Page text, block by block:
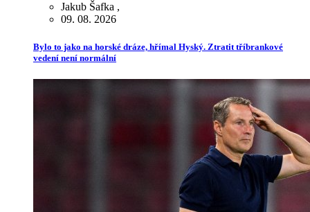
Jakub Šafka ,
09. 08. 2026
Bylo to jako na horské dráze, hřímal Hyský. Ztratit tříbrankové
vedení není normální